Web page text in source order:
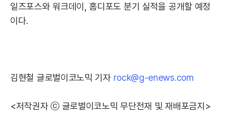
일즈포스와 워크데이, 홈디포도 분기 실적을 공개할 예정
이다.
김현철 글로벌이코노믹 기자 rock@g-enews.com
<저작권자 ⓒ 글로벌이코노믹 무단전재 및 재배포금지>